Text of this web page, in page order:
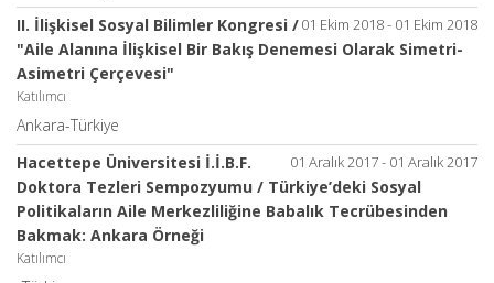
01 Ekim 2018 - 01 Ekim 2018
II. İlişkisel Sosyal Bilimler Kongresi /
"Aile Alanına İlişkisel Bir Bakış Denemesi Olarak Simetri-
Asimetri Çerçevesi"
Katılımcı
Ankara-Türkiye
01 Aralık 2017 - 01 Aralık 2017
Hacettepe Üniversitesi İ.İ.B.F.
Doktora Tezleri Sempozyumu / Türkiye’deki Sosyal
Politikaların Aile Merkezliliğine Babalık Tecrübesinden
Bakmak: Ankara Örneği
Katılımcı